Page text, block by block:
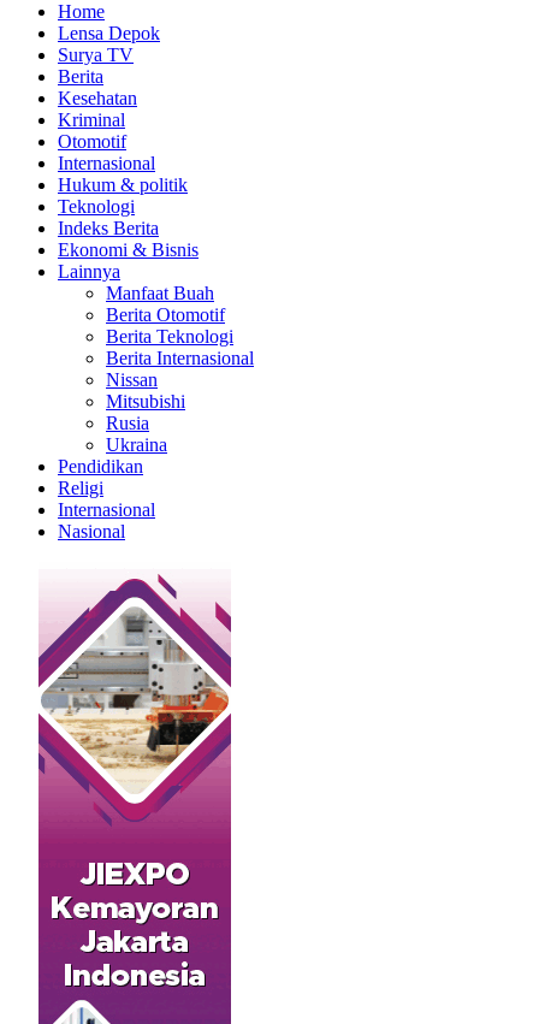
Home
Lensa Depok
Surya TV
Berita
Kesehatan
Kriminal
Otomotif
Internasional
Hukum & politik
Teknologi
Indeks Berita
Ekonomi & Bisnis
Lainnya
Manfaat Buah
Berita Otomotif
Berita Teknologi
Berita Internasional
Nissan
Mitsubishi
Rusia
Ukraina
Pendidikan
Religi
Internasional
Nasional